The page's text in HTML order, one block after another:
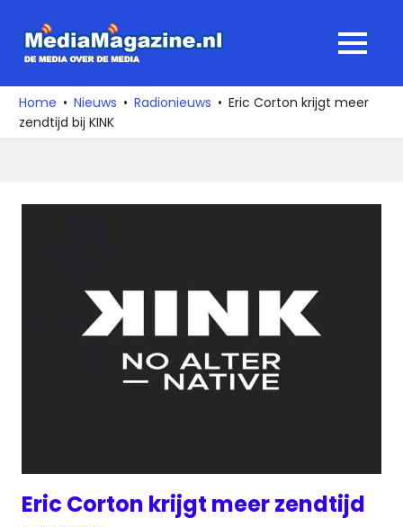
naar
media
over
de
MENU
Home Nieuws Radionieuws
Eric Corton krijgt meer
zendtijd bij KINK
Eric Corton krijgt meer zendtijd